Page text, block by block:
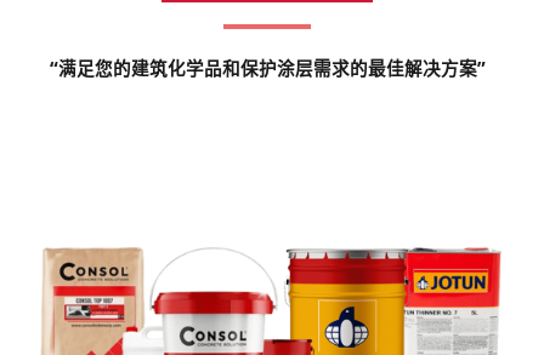
“满足您的建筑化学品和保护涂层需求的最佳解决方案”